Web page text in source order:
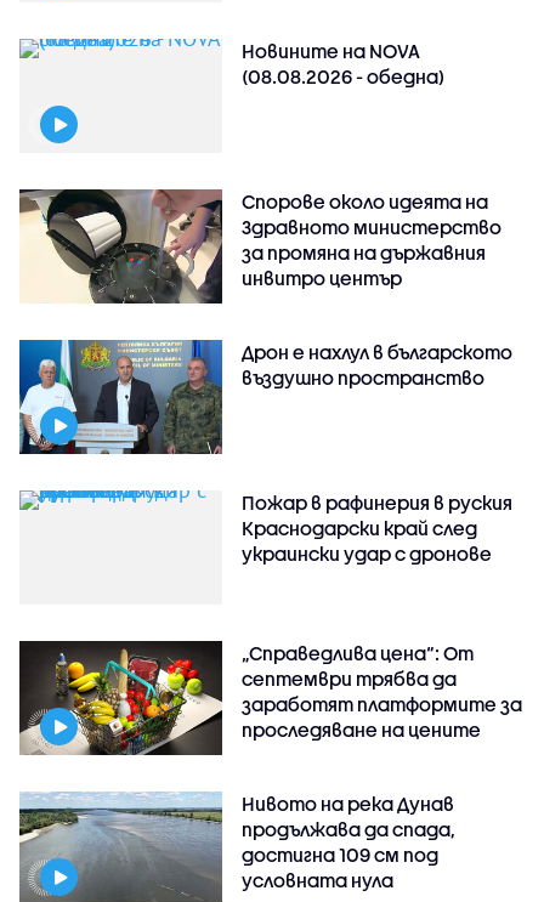
Новините на NOVA
(08.08.2026 - обедна)
Спорове около идеята на
Здравното министерство
за промяна на държавния
инвитро център
Дрон е нахлул в българското
въздушно пространство
Пожар в рафинерия в руския
Краснодарски край след
украински удар с дронове
„Справедлива цена“: От
септември трябва да
заработят платформите за
проследяване на цените
Нивото на река Дунав
продължава да спада,
достигна 109 см под
условната нула